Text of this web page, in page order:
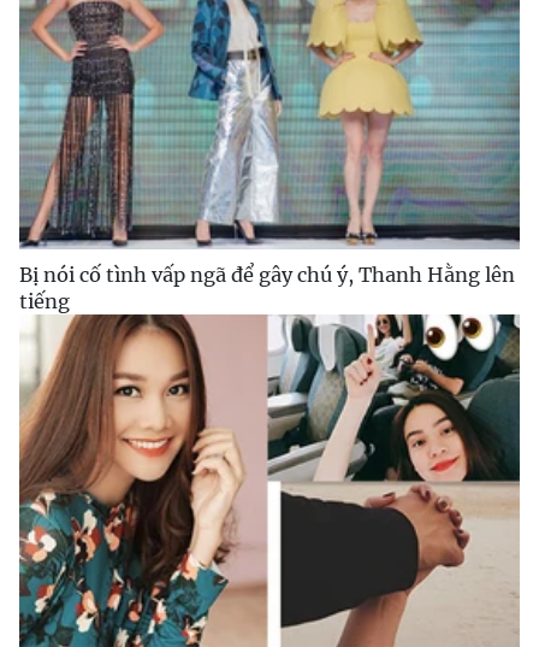
Bị nói cố tình vấp ngã để gây chú ý, Thanh Hằng lên
tiếng